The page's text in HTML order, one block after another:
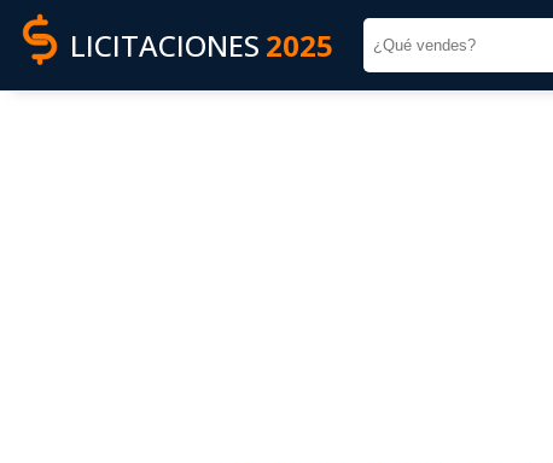
LICITACIONES 2025